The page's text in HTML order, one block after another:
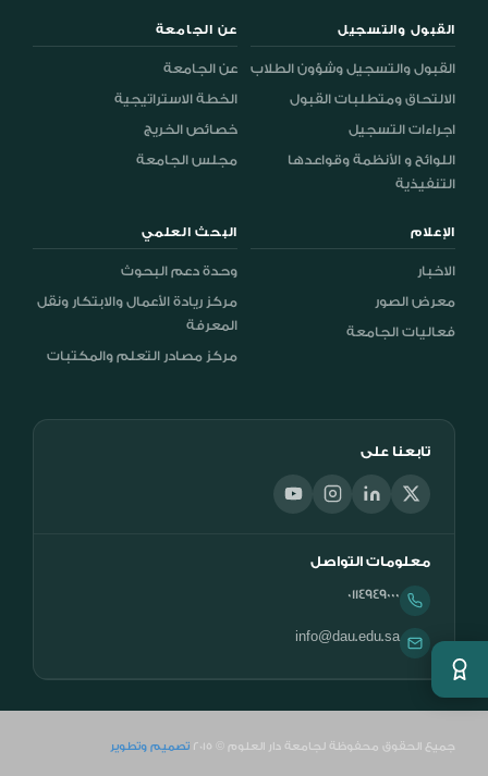
القبول والتسجيل
القبول والتسجيل وشؤون الطلاب
الالتحاق ومتطلبات القبول
اجراءات التسجيل
اللوائح و الأنظمة وقواعدها
التنفيذية
عن الجامعة
عن الجامعة
الخطة الاستراتيجية
خصائص الخريج
مجلس الجامعة
الإعلام
الاخبار
معرض الصور
فعاليات الجامعة
البحث العلمي
وحدة دعم البحوث
مركز ريادة الأعمال والابتكار ونقل
المعرفة
مركز مصادر التعلم والمكتبات
تابعنا على
معلومات التواصل
0114949000
info@dau.edu.sa
جميع الحقوق محفوظة لجامعة دار العلوم © 2015 تصميم وتطوير